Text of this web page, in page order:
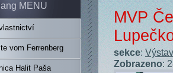
MENU
vom Ferrenberg
Halit Paša
MVP
sekce:
Zobrazeno: